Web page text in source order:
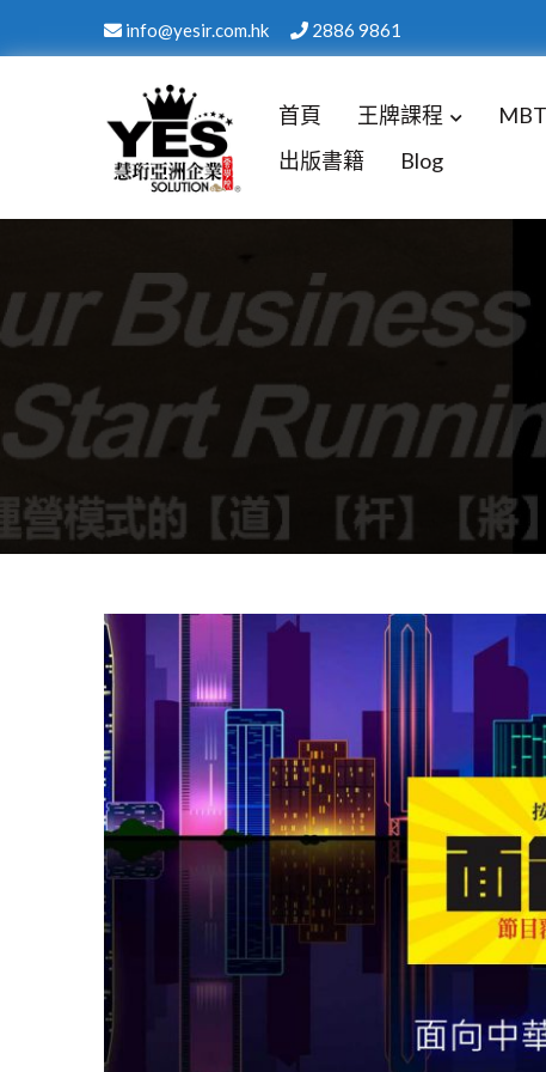
info@yesir.com.hk 2886 9861
慧珩亞洲企業 YES
國際化背景，結合美式最新企業技術注入培
首頁 王牌課程
出版書籍
Blog